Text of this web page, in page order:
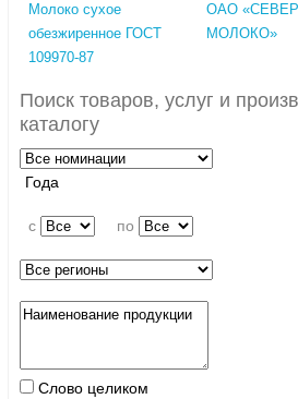
Молоко сухое
обезжиренное ГОСТ
109970-87
ОАО
МОЛОКО»
Поиск товаров, услуг и
каталогу
Года
c по
Слово целиком